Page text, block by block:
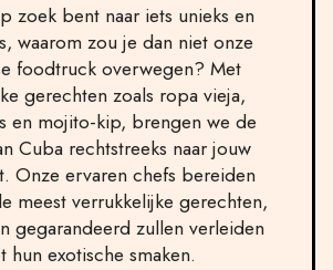
zoek bent naar iets unieks en
waarom zou je dan niet onze
foodtruck overwegen? Met
gerechten zoals ropa vieja,
en mojito-kip, brengen we de
Cuba rechtstreeks naar jouw
Onze ervaren chefs bereiden
meest verrukkelijke gerechten,
gegarandeerd zullen verleiden
hun exotische smaken.